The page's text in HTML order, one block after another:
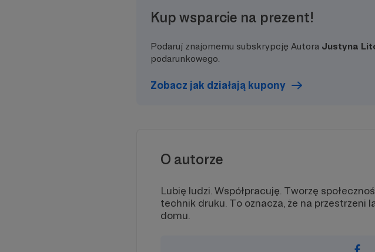
Kup wsparcie na prezent!
Podaruj znajomemu subskrypcję Autora Justyna
podarunkowego.
Zobacz jak działają kupony
O autorze
Lubię ludzi. Współpracuję. Tworzę
technik druku. To oznacza, że na
domu.